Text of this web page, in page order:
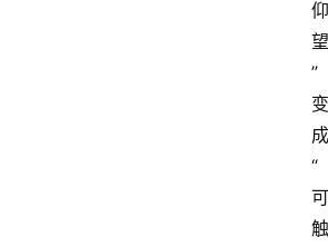
仰
望
”
变
成
“
可
触